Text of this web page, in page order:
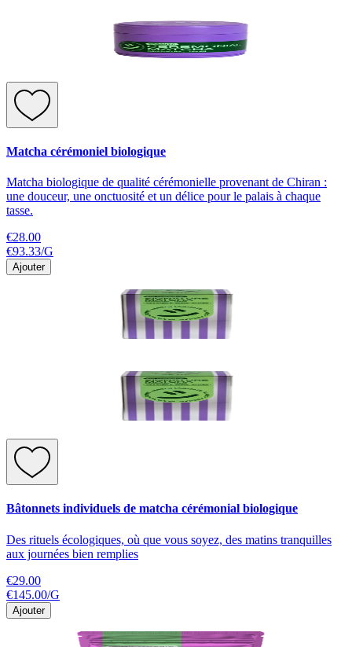
Matcha cérémoniel biologique
Matcha biologique de qualité cérémonielle provenant de Chiran :
une douceur, une onctuosité et un délice pour le palais à chaque
tasse.
€28.00
€93.33/G
Ajouter
Bâtonnets individuels de matcha cérémonial biologique
Des rituels écologiques, où que vous soyez, des matins tranquilles
aux journées bien remplies
€29.00
€145.00/G
Ajouter